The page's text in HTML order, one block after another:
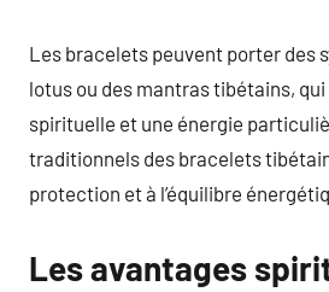
Les bracelets peuvent porter des
lotus ou des mantras tibétains,
spirituelle et une énergie
traditionnels des bracelets
protection et à l’équilibre
Les avantages